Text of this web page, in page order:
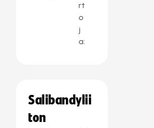
rt
o
j
a:
Salibandylii
ton